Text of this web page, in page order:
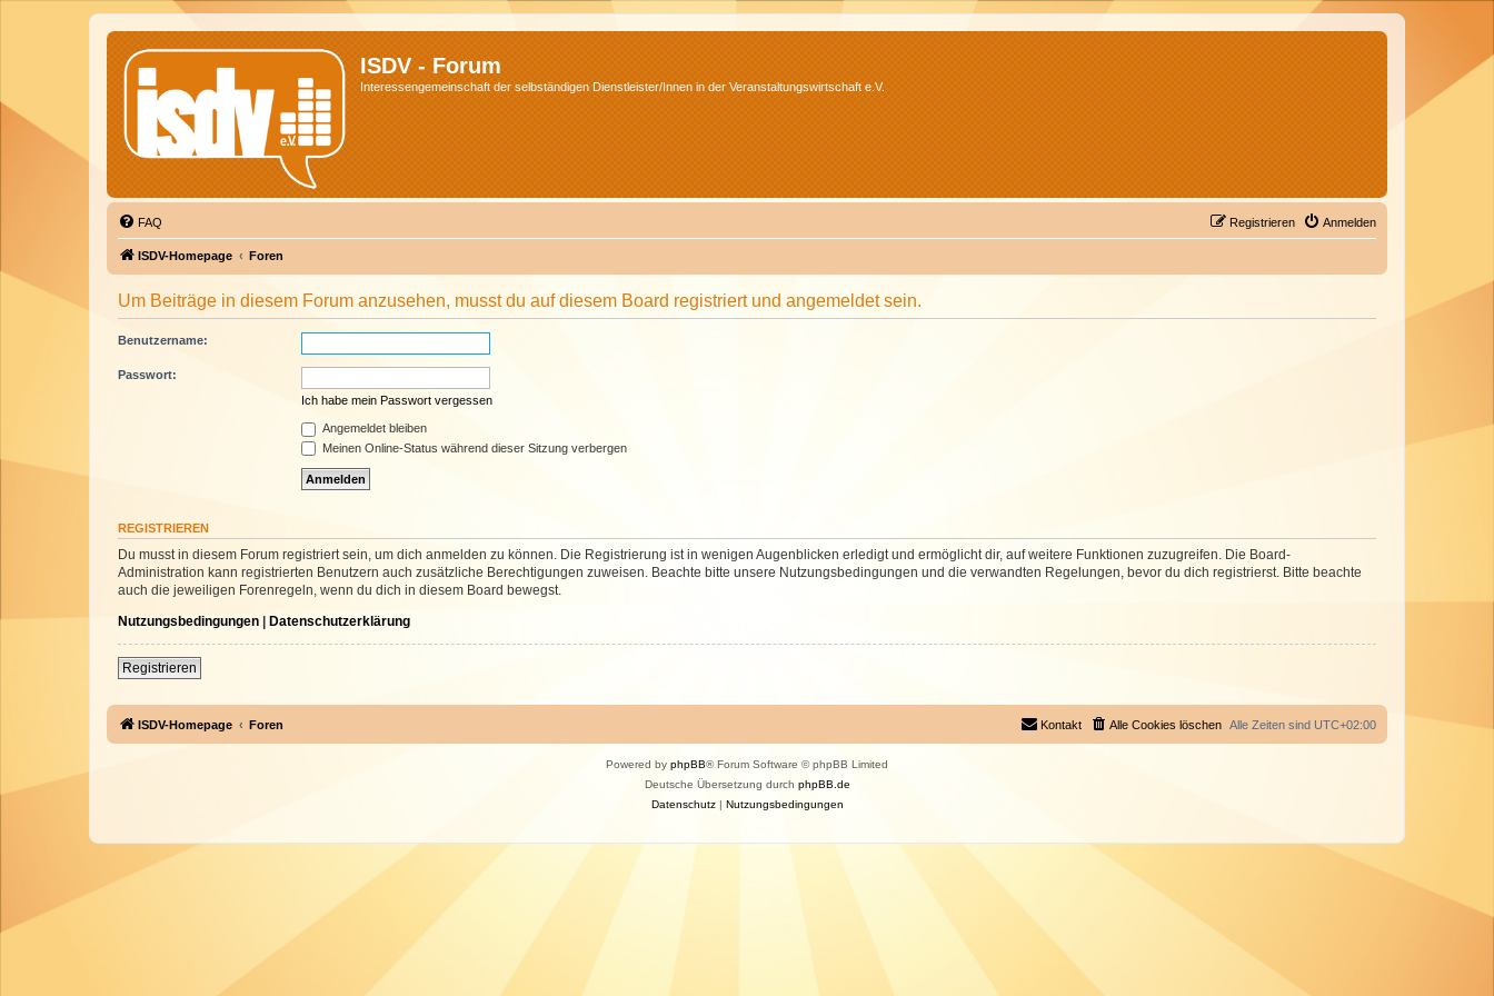
ISDV - Forum
Interessengemeinschaft der selbständigen Dienstleister/Innen in der Veranstaltungswirtschaft e.V.
FAQ Anmelden
Registrieren
ISDV-Homepage Foren
Um Beiträge in diesem Forum anzusehen, musst du auf diesem Board registriert und angemeldet sein.
Benutzername:
Passwort:
Ich habe mein Passwort vergessen
Angemeldet bleiben
Meinen Online-Status während dieser Sitzung verbergen
REGISTRIEREN
Du musst in diesem Forum registriert sein, um dich anmelden zu können. Die Registrierung ist in wenigen Augenblicken erledigt und ermöglicht dir, auf weitere Funktionen zuzugreifen. Die Board-
Administration kann registrierten Benutzern auch zusätzliche Berechtigungen zuweisen. Beachte bitte unsere Nutzungsbedingungen und die verwandten Regelungen, bevor du dich registrierst. Bitte beachte
auch die jeweiligen Forenregeln, wenn du dich in diesem Board bewegst.
Nutzungsbedingungen | Datenschutzerklärung
Registrieren
ISDV-Homepage Foren Alle Zeiten sind UTC+02:00
Alle Cookies löschen
Kontakt
Powered by phpBB® Forum Software © phpBB Limited
Deutsche Übersetzung durch phpBB.de
Datenschutz| Nutzungsbedingungen